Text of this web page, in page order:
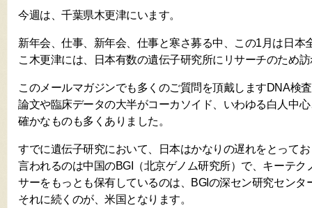
今週は、千葉県木更津にいます。
新年会、仕事、新年会、仕事と寒さ募る中、この1月は日本
こ木更津には、日本有数の遺伝子研究所にリサーチのため
このメールマガジンでも多くのご質問を頂戴しますDNA検
論文や臨床データの大半がコーカソイド、いわゆる白人中
確かなものも多くありました。
すでに遺伝子研究において、日本はかなりの遅れをとって
言われるのは中国のBGI（北京ゲノム研究所）で、キーテク
サーをもっとも保有しているのは、BGIの深セン研究センタ
それに続くのが、米国となります。